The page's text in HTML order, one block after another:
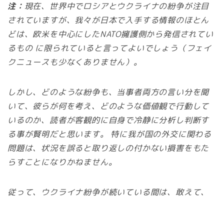
注： 現在、世界中でロシアとウクライナの紛争が注目
されていますが、我々が日本で入手する情報のほとん
どは、欧米を中心にしたNATO擁護側から発信されてい
るもの に限られていると言ってよいでしょう（フェイ
クニュースも少なくありません）。
しかし、どのような紛争も、当事者両方の言い分を聞
いて、彼らが何を考え、どのような価値観で行動して
いるのか、読者が客観的に自身で冷静に分析し判断す
る事が賢明だと思います。 特に我が国の外交に関わる
問題は、状況を誤ると取り返しの付かない損害をもた
らすことになりかねません。
従って、ウクライナ紛争が続いている間は、敢えて、